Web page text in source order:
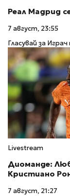
Реал Мадрид
7 август, 23:55
Гласувай за
Livestream
Диоманде:
Кристиано
7 август, 21:27